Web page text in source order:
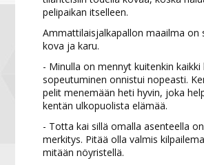
pelipaikan itselleen.
Ammattilaisjalkapallon maailma on
kova ja karu.
- Minulla on mennyt kuitenkin kaikki
sopeutuminen onnistui nopeasti.
pelit menemään heti hyvin, joka
kentän ulkopuolista elämää.
- Totta kai sillä omalla asenteella
merkitys. Pitää olla valmis
mitään nöyristellä.